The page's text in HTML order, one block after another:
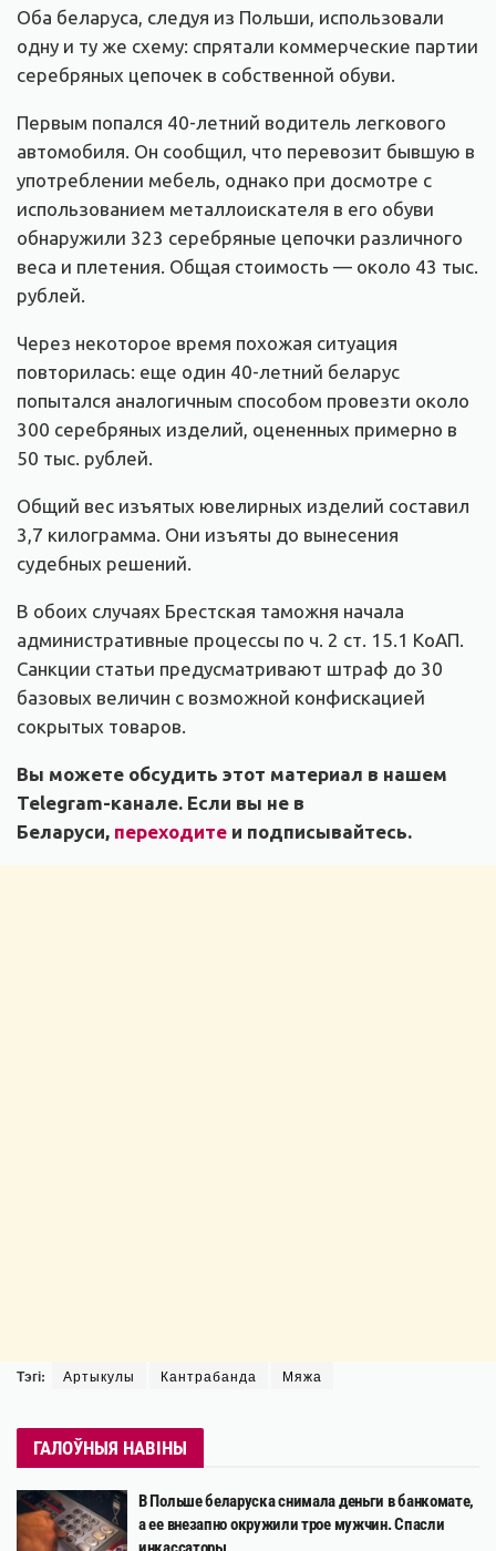
Оба беларуса, следуя из Польши, использовали
одну и ту же схему: спрятали коммерческие партии
серебряных цепочек в собственной обуви.
Первым попался 40-летний водитель легкового
автомобиля. Он сообщил, что перевозит бывшую в
употреблении мебель, однако при досмотре с
использованием металлоискателя в его обуви
обнаружили 323 серебряные цепочки различного
веса и плетения. Общая стоимость — около 43 тыс.
рублей.
Через некоторое время похожая ситуация
повторилась: еще один 40-летний беларус
попытался аналогичным способом провезти около
300 серебряных изделий, оцененных примерно в
50 тыс. рублей.
Общий вес изъятых ювелирных изделий составил
3,7 килограмма. Они изъяты до вынесения
судебных решений.
В обоих случаях Брестская таможня начала
административные процессы по ч. 2 ст. 15.1 КоАП.
Санкции статьи предусматривают штраф до 30
базовых величин с возможной конфискацией
сокрытых товаров.
Вы можете обсудить этот материал в нашем
Telegram-канале. Если вы не в
Беларуси, переходите и подписывайтесь.
Тэгі: Артыкулы Кантрабанда Мяжа
ГАЛОЎНЫЯ НАВІНЫ
В Польше беларуска снимала деньги в банкомате,
а ее внезапно окружили трое мужчин. Спасли